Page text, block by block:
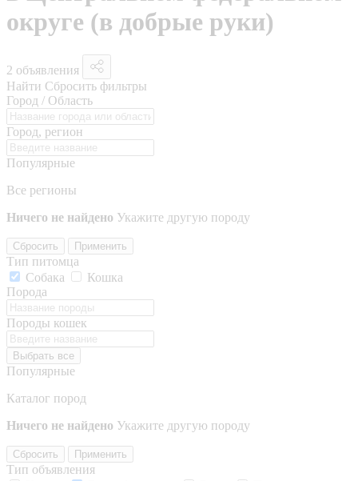
округе (в добрые руки)
2 объявления
Найти Сбросить фильтры
Город / Область
Город, регион
Популярные
Все регионы
Ничего не найдено Укажите другую породу
Сбросить Применить
Тип питомца
Собака
Кошка
Порода
Породы кошек
Выбрать все
Популярные
Каталог пород
Ничего не найдено Укажите другую породу
Сбросить Применить
Тип объявления